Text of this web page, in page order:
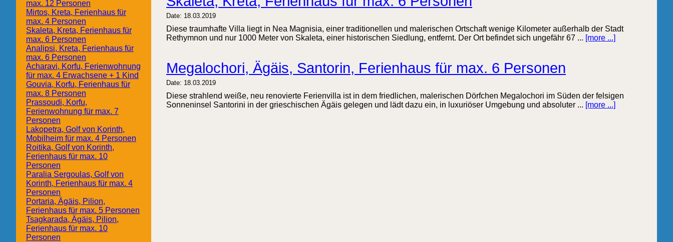
Date: 18.03.2019
Diese traumhafte Villa liegt in Nea Magnisia, einer traditionellen und malerischen Ortschaft wenige Kilometer außerhalb der Stadt
Rethymnon und nur 1000 Meter von Skaleta, einer historischen Siedlung, entfernt. Der Ort befindet sich ungefähr 67 ... [more ...]
Megalochori, Ägäis, Santorin, Ferienhaus für max. 6 Personen
Date: 18.03.2019
Diese strahlend weiße, neu renovierte Ferienvilla ist in dem friedlichen, malerischen Dörfchen Megalochori im Süden der felsigen
Sonneninsel Santorini in der grieschischen Ägäis gelegen und lädt dazu ein, in luxuriöser Umgebung und absoluter ... [more ...]
max. 12 Personen
Mirtos, Kreta, Ferienhaus für
max. 4 Personen
Skaleta, Kreta, Ferienhaus für
max. 6 Personen
Analipsi, Kreta, Ferienhaus für
max. 6 Personen
Acharavi, Korfu, Ferienwohnung
für max. 4 Erwachsene + 1 Kind
Gouvia, Korfu, Ferienhaus für
max. 8 Personen
Prassoudi, Korfu,
Ferienwohnung für max. 7
Personen
Lakopetra, Golf von Korinth,
Mobilheim für max. 4 Personen
Roitika, Golf von Korinth,
Ferienhaus für max. 10
Personen
Paralia Sergoulas, Golf von
Korinth, Ferienhaus für max. 4
Personen
Portaria, Ägäis, Pilion,
Ferienhaus für max. 5 Personen
Tsagkarada, Ägäis, Pilion,
Ferienhaus für max. 10
Personen